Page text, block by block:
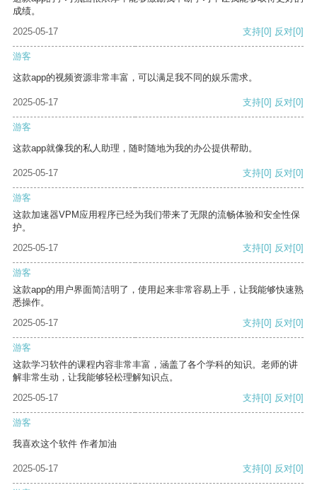
成绩。
2025-05-17
支持[0] 反对[0]
游客
这款app的视频资源非常丰富，可以满足我不同的娱乐需求。
2025-05-17 支持[0] 反对[0]
游客
这款app就像我的私人助理，随时随地为我的办公提供帮助。
2025-05-17 支持[0] 反对[0]
游客
这款加速器VPM应用程序已经为我们带来了无限的流畅体验和安全性保
护。
2025-05-17
支持[0] 反对[0]
游客
这款app的用户界面简洁明了，使用起来非常容易上手，让我能够快速熟
悉操作。
2025-05-17
支持[0] 反对[0]
游客
这款学习软件的课程内容非常丰富，涵盖了各个学科的知识。老师的讲
解非常生动，让我能够轻松理解知识点。
2025-05-17
支持[0] 反对[0]
游客
我喜欢这个软件 作者加油
2025-05-17 支持[0] 反对[0]